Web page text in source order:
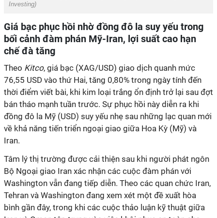
Investing)
Giá bạc phục hồi nhờ đồng đô la suy yếu trong
bối cảnh đàm phán Mỹ-Iran, lợi suất cao hạn
chế đà tăng
Theo Kitco, giá bạc (XAG/USD) giao dịch quanh mức
76,55 USD vào thứ Hai, tăng 0,80% trong ngày tính đến
thời điểm viết bài, khi kim loại trắng ổn định trở lại sau đợt
bán tháo mạnh tuần trước. Sự phục hồi này diễn ra khi
đồng đô la Mỹ (USD) suy yếu nhẹ sau những lạc quan mới
về khả năng tiến triển ngoại giao giữa Hoa Kỳ (Mỹ) và
Iran.
Tâm lý thị trường được cải thiện sau khi người phát ngôn
Bộ Ngoại giao Iran xác nhận các cuộc đàm phán với
Washington vẫn đang tiếp diễn. Theo các quan chức Iran,
Tehran và Washington đang xem xét một đề xuất hòa
bình gần đây, trong khi các cuộc thảo luận kỹ thuật giữa